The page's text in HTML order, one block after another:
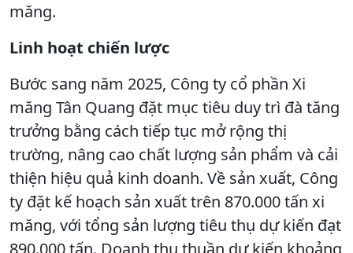
măng.
Linh hoạt chiến lược
Bước sang năm 2025, Công ty cổ phần Xi
măng Tân Quang đặt mục tiêu duy trì đà tăng
trưởng bằng cách tiếp tục mở rộng thị
trường, nâng cao chất lượng sản phẩm và cải
thiện hiệu quả kinh doanh. Về sản xuất, Công
ty đặt kế hoạch sản xuất trên 870.000 tấn xi
măng, với tổng sản lượng tiêu thụ dự kiến đạt